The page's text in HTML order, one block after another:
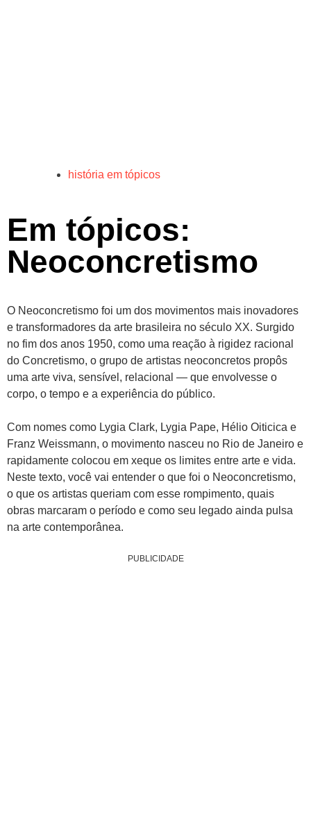
história em tópicos
Em tópicos:
Neoconcretismo
O Neoconcretismo foi um dos movimentos mais inovadores
e transformadores da arte brasileira no século XX. Surgido
no fim dos anos 1950, como uma reação à rigidez racional
do Concretismo, o grupo de artistas neoconcretos propôs
uma arte viva, sensível, relacional — que envolvesse o
corpo, o tempo e a experiência do público.
Com nomes como Lygia Clark, Lygia Pape, Hélio Oiticica e
Franz Weissmann, o movimento nasceu no Rio de Janeiro e
rapidamente colocou em xeque os limites entre arte e vida.
Neste texto, você vai entender o que foi o Neoconcretismo,
o que os artistas queriam com esse rompimento, quais
obras marcaram o período e como seu legado ainda pulsa
na arte contemporânea.
PUBLICIDADE